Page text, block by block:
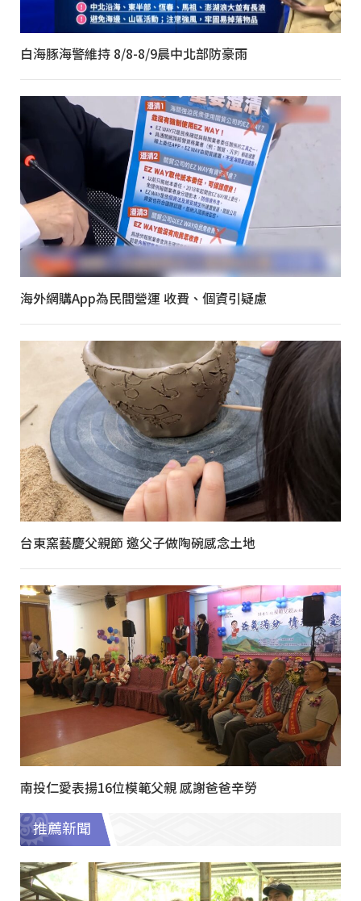
白海豚海警維持 8/8-8/9晨中北部防豪雨
海外網購App為民間營運 收費、個資引疑慮
台東窯藝慶父親節 邀父子做陶碗感念土地
南投仁愛表揚16位模範父親 感謝爸爸辛勞
推薦新聞